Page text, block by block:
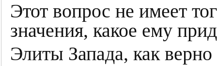
Этот вопрос не имеет
значения, какое ему
Элиты Запада, как